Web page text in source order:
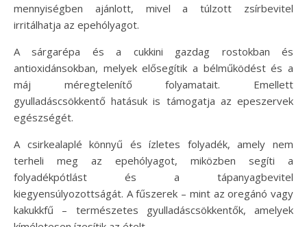
mennyiségben ajánlott, mivel a túlzott zsírbevitel
irritálhatja az epehólyagot.
A sárgarépa és a cukkini gazdag rostokban és
antioxidánsokban, melyek elősegítik a bélműködést és a
máj méregtelenítő folyamatait. Emellett
gyulladáscsökkentő hatásuk is támogatja az epeszervek
egészségét.
A csirkealaplé könnyű és ízletes folyadék, amely nem
terheli meg az epehólyagot, miközben segíti a
folyadékpótlást és a tápanyagbevitel
kiegyensúlyozottságát. A fűszerek – mint az oregánó vagy
kakukkfű – természetes gyulladáscsökkentők, amelyek